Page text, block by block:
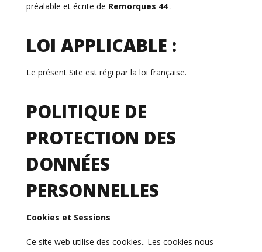
préalable et écrite de Remorques 44.
LOI APPLICABLE :
Le présent Site est régi par la loi française.
POLITIQUE DE
PROTECTION DES
DONNÉES
PERSONNELLES
Cookies et Sessions
Ce site web utilise des cookies.. Les cookies nous